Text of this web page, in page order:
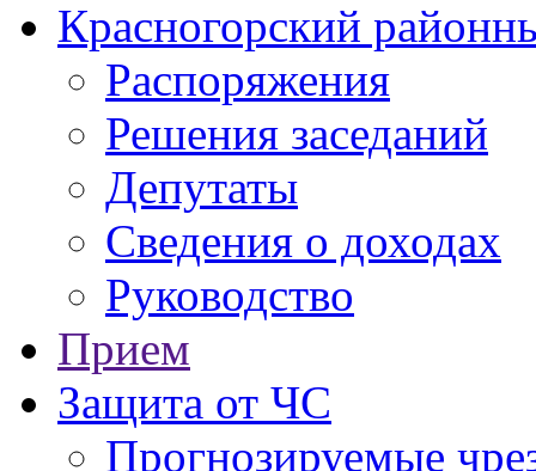
Красногорский
Распоряжения
Решения заседаний
Депутаты
Сведения о доходах
Руководство
Прием
Защита от ЧС
Прогнозируемые